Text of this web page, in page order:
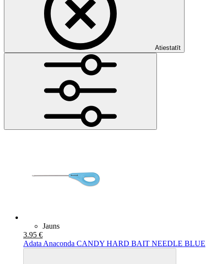
Atiestatīt
Jauns
3.95 €
Adata Anaconda CANDY HARD BAIT NEEDLE BLUE